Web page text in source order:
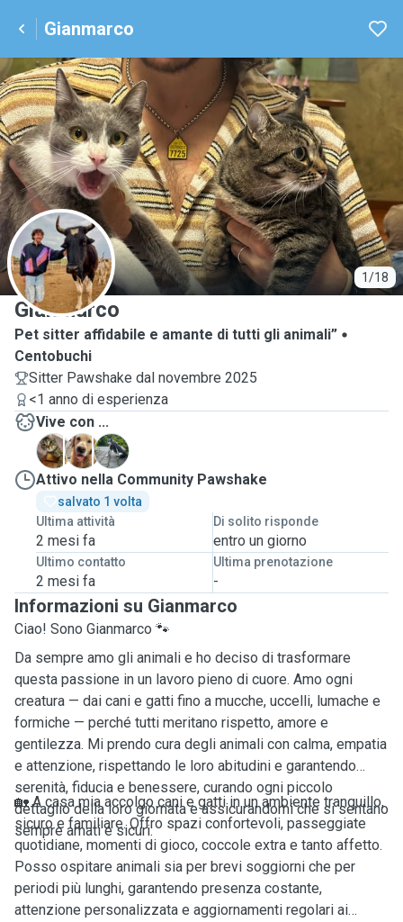
Gianmarco
1/18
G
Gianmarco
Pet sitter affidabile e amante di tutti gli animali”
Centobuchi
Sitter Pawshake dal novembre 2025
<1 anno di esperienza
Vive con ...
C
M
R
Attivo nella Community Pawshake
salvato 1 volta
Ultima attività
2 mesi fa
Di solito risponde
entro un giorno
Ultimo contatto
2 mesi fa
Ultima prenotazione
-
Informazioni su Gianmarco
Ciao! Sono Gianmarco 🐾
Da sempre amo gli animali e ho deciso di trasformare
questa passione in un lavoro pieno di cuore. Amo ogni
creatura — dai cani e gatti fino a mucche, uccelli, lumache e
formiche — perché tutti meritano rispetto, amore e
gentilezza. Mi prendo cura degli animali con calma, empatia
e attenzione, rispettando le loro abitudini e garantendo
serenità, fiducia e benessere, curando ogni piccolo
dettaglio della loro giornata e assicurandomi che si sentano
sempre amati e sicuri.
🏡 A casa mia accolgo cani e gatti in un ambiente tranquillo,
sicuro e familiare. Offro spazi confortevoli, passeggiate
quotidiane, momenti di gioco, coccole extra e tanto affetto.
Posso ospitare animali sia per brevi soggiorni che per
periodi più lunghi, garantendo presenza costante,
attenzione personalizzata e aggiornamenti regolari ai